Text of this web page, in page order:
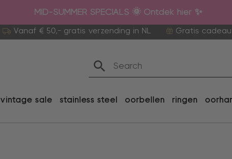
MID-SUMMER SPECIALS 🌞 Ontdek hier ✨
Vanaf € 50,- gratis verzending in NL Gratis
vintage sale stainless steel oorbellen ringen